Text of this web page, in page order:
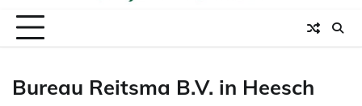
Bureau Reitsma B.V. in Heesch